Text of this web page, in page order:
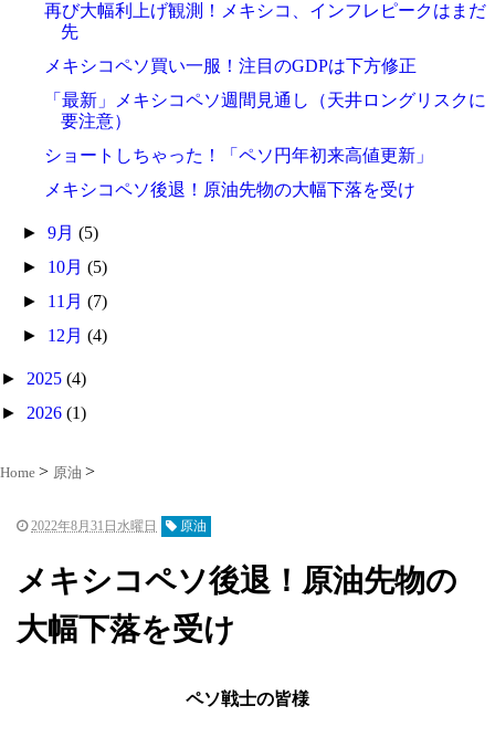
再び大幅利上げ観測！メキシコ、インフレピークはまだ
先
メキシコペソ買い一服！注目のGDPは下方修正
「最新」メキシコペソ週間見通し（天井ロングリスクに
要注意）
ショートしちゃった！「ペソ円年初来高値更新」
メキシコペソ後退！原油先物の大幅下落を受け
►9月(5)
► 10月(5)
► 11月(7)
► 12月(4)
► 2025 (4)
► 2026 (1)
Home 原油
2022年8月31日水曜日 原油
メキシコペソ後退！原油先物の
大幅下落を受け
ペソ戦士の皆様